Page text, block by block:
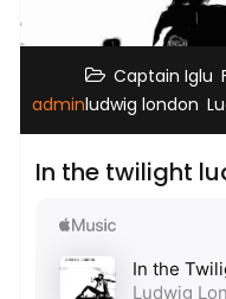
admin
Captain Iglu
ludwig london
In the twilight